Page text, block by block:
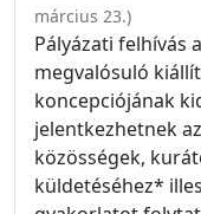
március 23.)
Pályázati felhívás
megvalósuló
koncepciójának
jelentkezhetnek
közösségek,
küldetéséhez*